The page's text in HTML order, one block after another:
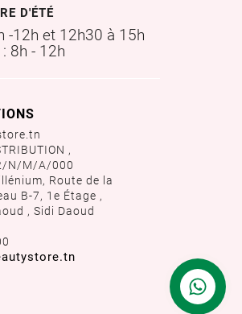
D'ÉTÉ
-12h et 12h30 à 15h
8h - 12h
,
N/M/A/000
Route de la
B-7, 1e Étage ,
, Sidi Daoud
Contactez
nous